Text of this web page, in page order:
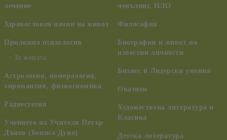
лечение
Здравословен начин на живот
Приложна психология
За жената
Астрология, номерология,
хиромантия, физиогномика
Радиестезия
Учението на Учителя Петър
Дънов (Беинса Дуно)
ченълинг, НЛО
Философия
Биографии и живот на
известни личности
Бизнес и Лидерски умения
Оказион
Художествена литература и
Класика
Детска литература